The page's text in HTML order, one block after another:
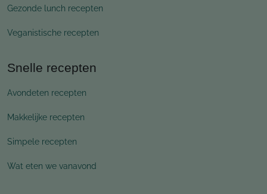
Gezonde lunch recepten
Veganistische recepten
Snelle recepten
Avondeten recepten
Makkelijke recepten
Simpele recepten
Wat eten we vanavond